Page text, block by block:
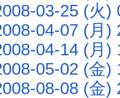
03-25 (火)
04-07 (月)
04-14 (月)
05-02 (金)
08-08 (金)